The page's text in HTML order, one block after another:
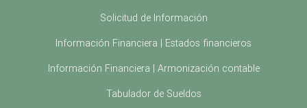
Solicitud de Información
Información Financiera | Estados financieros
Información Financiera | Armonización contable
Tabulador de Sueldos